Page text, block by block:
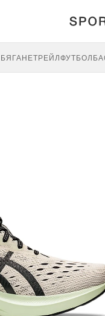
БЯГАНЕТРЕЙЛФУТБОЛ